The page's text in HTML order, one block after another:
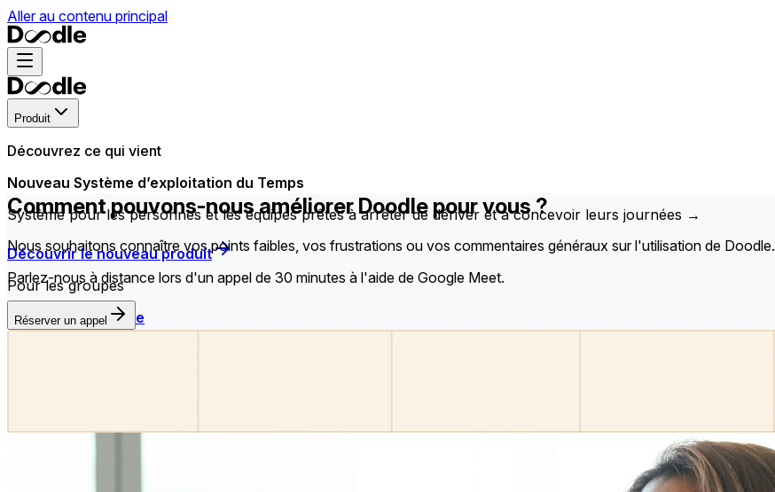
Aller au contenu principal
Produit
Découvrez ce qui vient
Nouveau Système d’exploitation du Temps
Système pour les personnes et les équipes prêtes à arrêter de dériver et à concevoir leurs journées →
Découvrir le nouveau produit
Pour les groupes
Sondage de groupe
Comment pouvons-nous améliorer Doodle pour vous ?
Nous souhaitons connaître vos points faibles, vos frustrations ou vos commentaires généraux sur l'utilisation de Doodle.
Parlez-nous à distance lors d'un appel de 30 minutes à l'aide de Google Meet.
Réserver un appel